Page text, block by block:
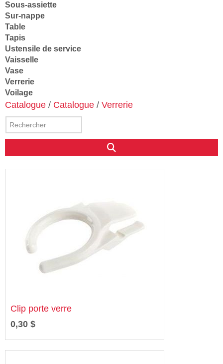
Sous-assiette
Sur-nappe
Table
Tapis
Ustensile de service
Vaisselle
Vase
Verrerie
Voilage
Catalogue / Catalogue / Verrerie
Clip porte verre
0,30 $